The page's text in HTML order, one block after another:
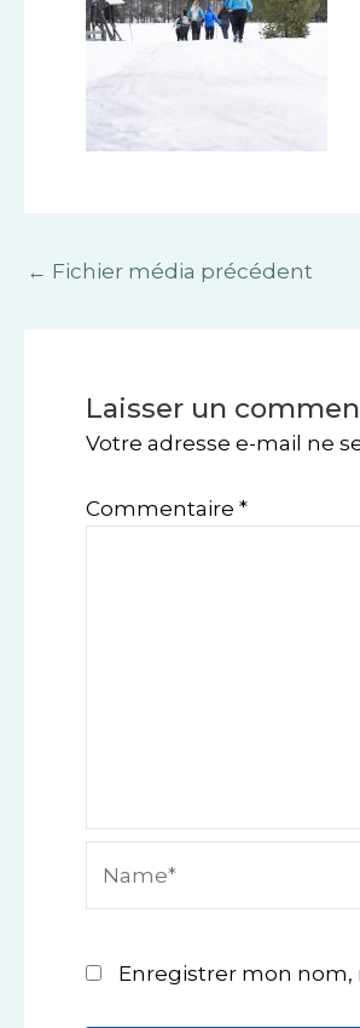
← Fichier média précédent
Laisser un
Votre adresse e-mail ne
Commentaire *
Enregistrer mon